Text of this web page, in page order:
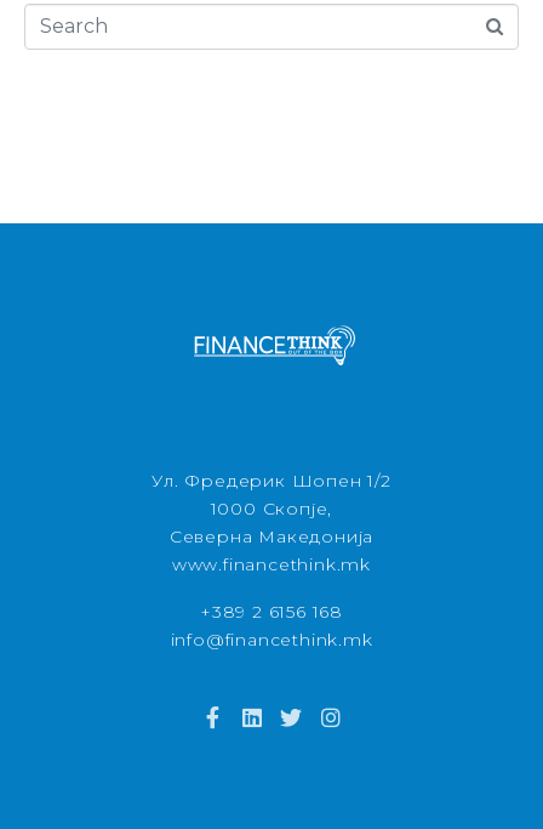
Ул. Фредерик Шопен 1/2
1000 Скопје,
Северна Македонија
www.financethink.mk
+389 2 6156 168
info@financethink.mk